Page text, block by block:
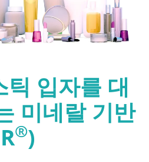
틱 입자를 대
미네랄 기반
®)